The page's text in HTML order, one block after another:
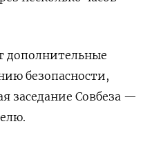
дополнительные
безопасности,
заседание Совбеза —